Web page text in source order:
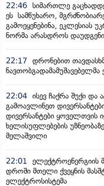
22:46 სიმართლე
ეს სამწუხარო,
გამოეყენებინა, ეკლესიას
ნორმა არასდროს
22:17 დრონებით
ნავთობგადამამუშავებელმა
22:04 ისევ ჩაქრა შუქი
გამოავლინეთ
დივერსანტები ყოველთვის
ხელისუფლებების
მელაშვილი
22:01
ელექტროენერგიის
დროში მთელი ქვეყნის
ელექტროსისტემა